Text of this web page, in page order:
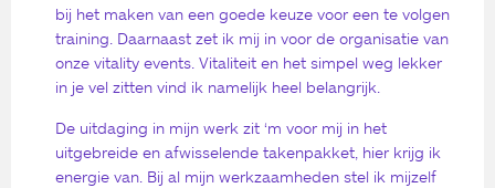
bij het maken van een goede keuze voor een te volgen
training. Daarnaast zet ik mij in voor de organisatie van
onze vitality events. Vitaliteit en het simpel weg lekker
in je vel zitten vind ik namelijk heel belangrijk.
De uitdaging in mijn werk zit ‘m voor mij in het
uitgebreide en afwisselende takenpakket, hier krijg ik
energie van. Bij al mijn werkzaamheden stel ik mijzelf